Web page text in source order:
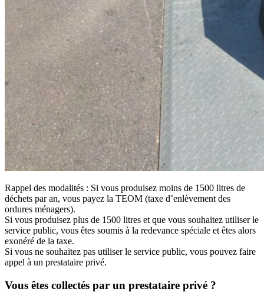
Rappel des modalités : Si vous produisez moins de 1500 litres de
déchets par an, vous payez la TEOM (taxe d’enlèvement des
ordures ménagers).
Si vous produisez plus de 1500 litres et que vous souhaitez utiliser le
service public, vous êtes soumis à la redevance spéciale et êtes alors
exonéré de la taxe.
Si vous ne souhaitez pas utiliser le service public, vous pouvez faire
appel à un prestataire privé.
Vous êtes collectés par un prestataire privé ?